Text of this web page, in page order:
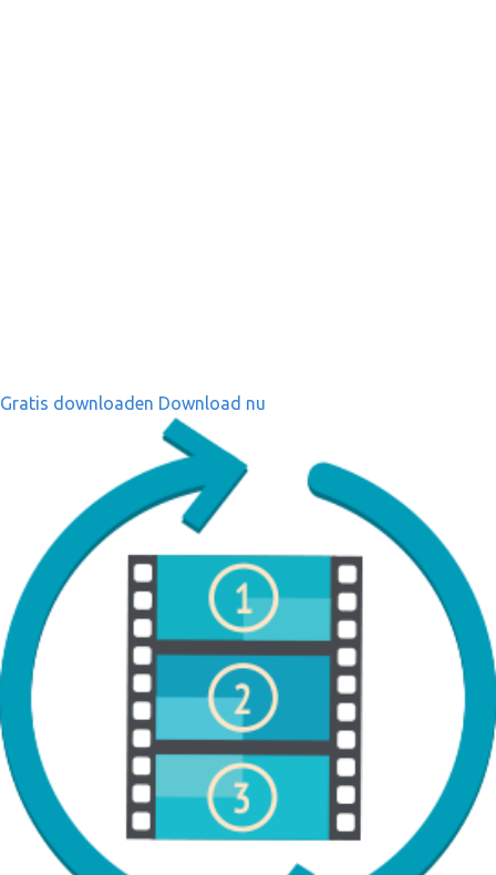
Gratis downloaden Download nu